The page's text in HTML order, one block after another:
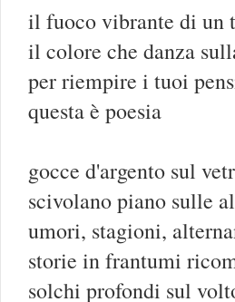
il fuoco vibrante di un
il colore che danza
per riempire i tuoi
questa è poesia
gocce d'argento sul
scivolano piano sulle
umori, stagioni,
storie in frantumi
solchi profondi sul